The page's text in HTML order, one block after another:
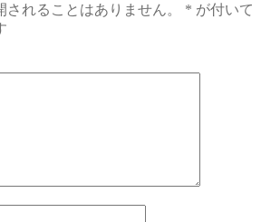
されることはありません。 * が付いて